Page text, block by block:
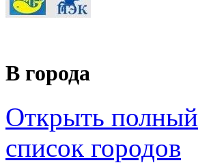
В города
Открыть полный
список городов